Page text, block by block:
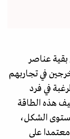
بقية عناصر
في تجاربهم
في فرد
هذه الطاقة
الشكل،
على